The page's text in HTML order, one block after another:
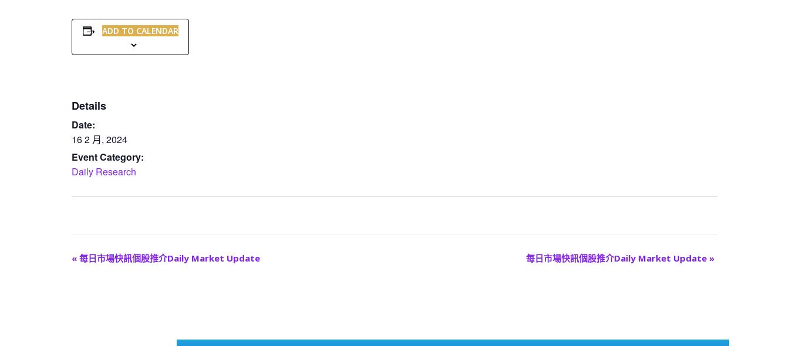
ADD TO CALENDAR
Details
Date:
16 2 月, 2024
Event Category:
Daily Research
E
« 每日市場快訊個股推介Daily Market Update 每日市場快訊個股推介Daily Market Update »